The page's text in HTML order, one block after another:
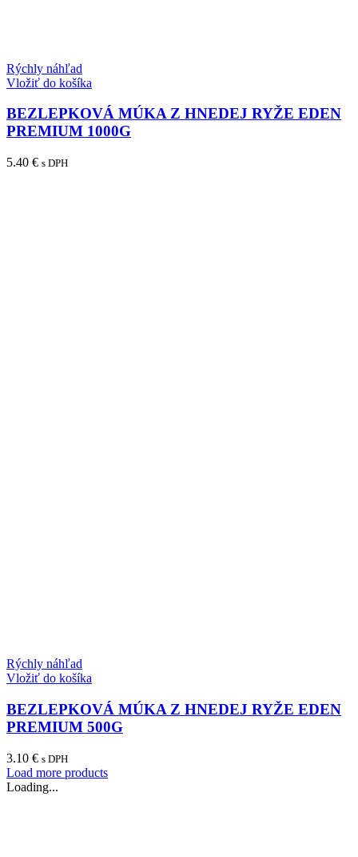
Rýchly náhľad
Vložiť do košíka
BEZLEPKOVÁ MÚKA Z HNEDEJ RYŽE EDEN
PREMIUM 1000G
5.40 € s DPH
Rýchly náhľad
Vložiť do košíka
BEZLEPKOVÁ MÚKA Z HNEDEJ RYŽE EDEN
PREMIUM 500G
3.10 € s DPH
Load more products
Loading...